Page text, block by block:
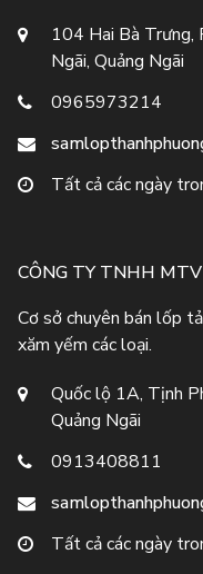
104 Hai Bà Trưng,
Ngãi, Quảng Ngãi
0965973214
Tất cả các ngày
CÔNG TY TNHH
Cơ sở chuyên bán lốp
xăm yếm các loại.
Quốc lộ 1A, Tịnh
Quảng Ngãi
0913408811
Tất cả các ngày